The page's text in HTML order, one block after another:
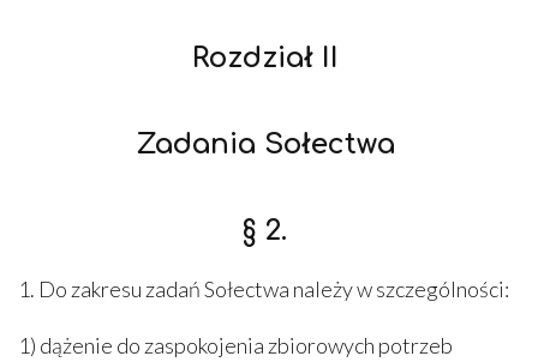
Rozdział II
Zadania Sołectwa
§ 2.
1. Do zakresu zadań Sołectwa należy w szczególności:
1) dążenie do zaspokojenia zbiorowych potrzeb